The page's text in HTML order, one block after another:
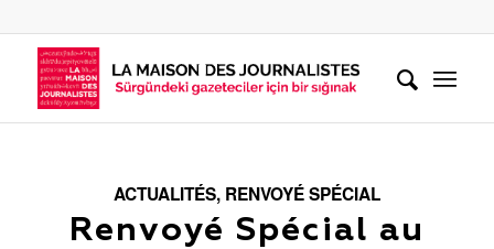
ACTUALITÉS, RENVOYÉ SPÉCIAL
Renvoyé Spécial au